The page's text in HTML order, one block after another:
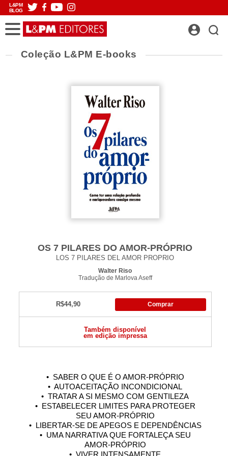
L&PM
BLOG
Coleção L&PM E-books
OS 7 PILARES DO AMOR-PRÓPRIO
LOS 7 PILARES DEL AMOR PROPRIO
Walter Riso
Tradução de Marlova Aseff
R$44,90 Comprar
Também disponível
em edição impressa
• SABER O QUE É O AMOR-PRÓPRIO
• AUTOACEITAÇÃO INCONDICIONAL
• TRATAR A SI MESMO COM GENTILEZA
• ESTABELECER LIMITES PARA PROTEGER
SEU AMOR-PRÓPRIO
• LIBERTAR-SE DE APEGOS E DEPENDÊNCIAS
• UMA NARRATIVA QUE FORTALEÇA SEU
AMOR-PRÓPRIO